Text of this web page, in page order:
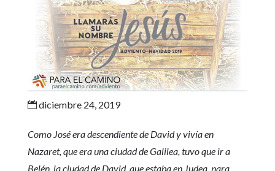
diciembre 24, 2019
Como José era descendiente de David y vivía en
Nazaret, que era una ciudad de Galilea, tuvo que ir a
Belén, la ciudad de David, que estaba en Judea, para